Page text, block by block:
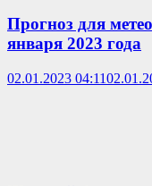
Прогноз для
января 2023 года
02.01.2023 04:11